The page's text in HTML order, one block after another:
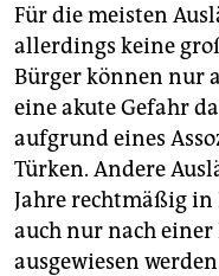
Für die meisten
allerdings keine
Bürger können nur
eine akute Gefahr
aufgrund eines
Türken. Andere
Jahre rechtmäßig
auch nur nach einer
ausgewiesen